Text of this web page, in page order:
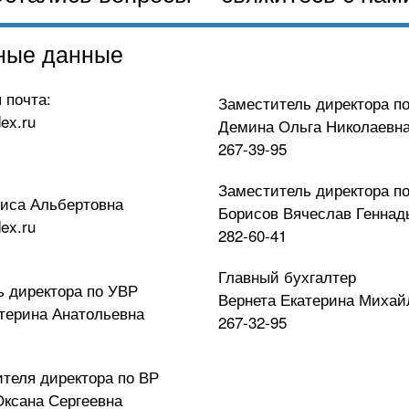
данные
почта:
Альбертовна
директора по УВР
Анатольевна
директора по ВР
Сергеевна
Заместитель директора
Демина Ольга
267-39-95
Заместитель директора
Борисов Вячеслав
282-60-41
Главный бухгалтер
Вернета Екатерина
267-32-95